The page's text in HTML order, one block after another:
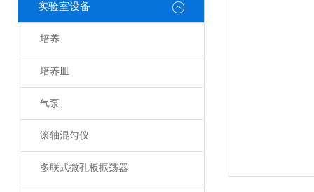
实验室设备
培养
培养皿
气泵
滚轴混匀仪
多联式微孔板振荡器